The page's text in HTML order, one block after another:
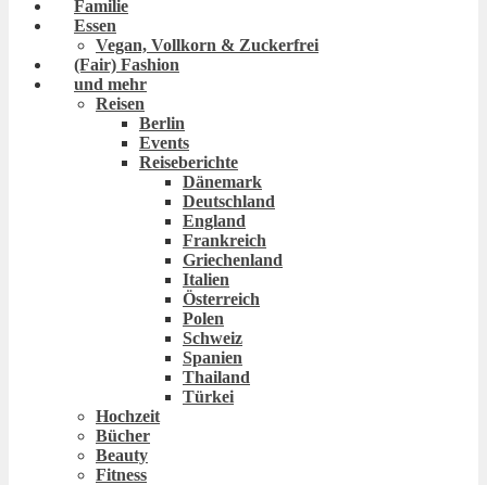
Familie
Essen
Vegan, Vollkorn & Zuckerfrei
(Fair) Fashion
und mehr
Reisen
Berlin
Events
Reiseberichte
Dänemark
Deutschland
England
Frankreich
Griechenland
Italien
Österreich
Polen
Schweiz
Spanien
Thailand
Türkei
Hochzeit
Bücher
Beauty
Fitness